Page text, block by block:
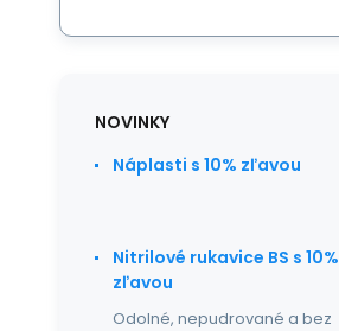
NOVINKY
Náplasti s 10% zľavou
Nitrilové rukavice BS s 10%
zľavou
Odolné, nepudrované a bez